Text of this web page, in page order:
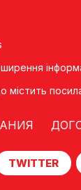
TWITTER